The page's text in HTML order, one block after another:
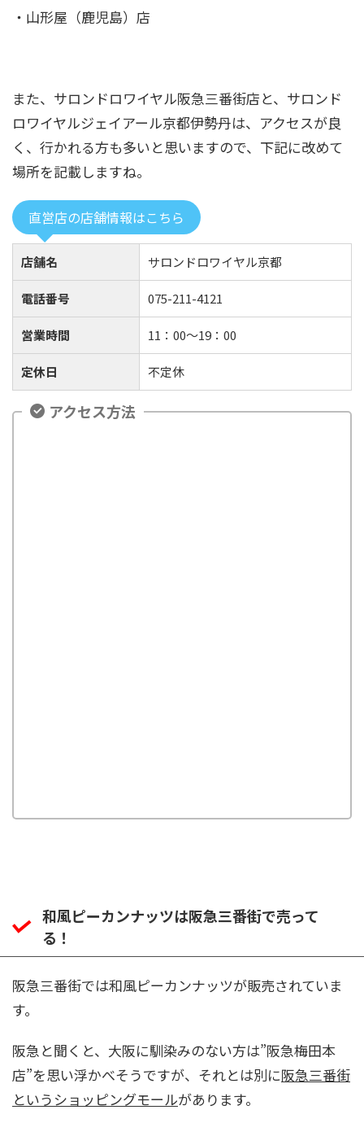
・山形屋（鹿児島）店
また、サロンドロワイヤル阪急三番街店と、サロンド
ロワイヤルジェイアール京都伊勢丹は、アクセスが良
く、行かれる方も多いと思いますので、下記に改めて
場所を記載しますね。
直営店の店舗情報はこちら
店舗名 サロンドロワイヤル京都
電話番号 075-211-4121
営業時間 11：00～19：00
定休日 不定休
アクセス方法
和風ピーカンナッツは阪急三番街で売って
る！
阪急三番街では和風ピーカンナッツが販売されていま
す。
阪急と聞くと、大阪に馴染みのない方は”阪急梅田本
店”を思い浮かべそうですが、それとは別に阪急三番街
というショッピングモールがあります。